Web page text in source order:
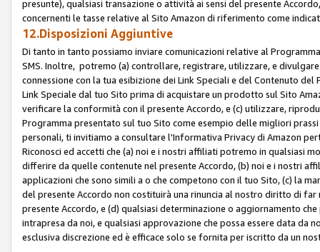
presunte), qualsiasi transazione o attività ai sensi del presente
concernenti le tasse relative al Sito Amazon di riferimento come
12.Disposizioni Aggiuntive
Di tanto in tanto possiamo inviare comunicazioni relative al
SMS. Inoltre, potremo (a) controllare, registrare, utilizzare, e
connessione con la tua esibizione dei Link Speciali e del Contenuto
Link Speciale dal tuo Sito prima di acquistare un prodotto sul Sito
verificare la conformità con il presente Accordo, e (c) utilizzare,
Programma presentato sul tuo Sito come esempio delle migliori
personali, ti invitiamo a consultare l'Informativa Privacy di Amazon
Riconosci ed accetti che (a) noi e i nostri affiliati potremo in qualsiasi
differire da quelle contenute nel presente Accordo, (b) noi e i nostri
applicazioni che sono simili a o che competono con il tuo Sito, (c) la
del presente Accordo non costituirà una rinuncia al nostro diritto di
presente Accordo, e (d) qualsiasi determinazione o aggiornamento
intrapresa da noi, e qualsiasi approvazione che possa essere data
esclusiva discrezione ed è efficace solo se fornita per iscritto da un